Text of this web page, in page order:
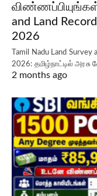
and Land
2026
Tamil Nadu Land
2026: தமிழ்நாட்டில் அரசு
2 months ago